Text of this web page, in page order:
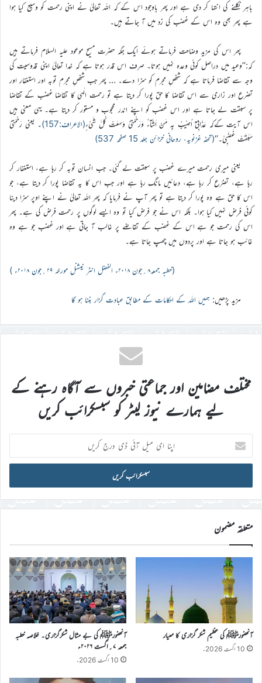
باہر نکلنے کی انتہا کر دی ہے اور پھر باوجود اس کے کہ اللہ تعالیٰ نے اپنی رحمت کو وسیع کیا ہوا
ہے پھر بھی وہ اس کے غضب کی زد میں آ جاتے ہیں۔
پھر اس کی مزید وضاحت فرماتے ہوئے ایک جگہ حضرت مسیح موعود علیہ السلام فرماتے ہیں
کہ:’’وعید میں دراصل کوئی وعدہ نہیں ہوتا۔ صرف اس قدر ہوتا ہے کہ خدا تعالیٰ اپنی قدّوسیت کی
وجہ سے تقاضا فرماتا ہے کہ شخصِ مجرم کو سزا دے۔ … پھر جب شخصِ مجرم توبہ اور استغفار اور
تضرع اور زاری سے اس تقاضا کا حق پورا کر دیتا ہے تو رحمت الٰہی کا تقاضا غضب کے تقاضا
پر سبقت لے جاتا ہے اور اس غضب کو اپنے اندر محجوب و مستور کر دیتا ہے۔ یہی معنی ہیں
اس آیت کےکہ عَذَابِیْٓ اُصِیْبُ بِہٖ مَنْ اَشَآءُ وَرَحْمَتِیْ وَسِعَتْ کُلَّ شَیْءٍ(الاعراف:157)
۔ یعنی رَحْمَتِیْ
سَبَقَتْ غَضَبِیْ۔‘‘(تحفہ غزنویہ، روحانی خزائن جلد 15 صفحہ 537)
یعنی میری رحمت میرے غضب پر سبقت لے گئی۔ جب انسان توبہ کر رہا ہے، استغفار کر
رہا ہے، تضرّع کر رہا ہے، دعائیں مانگ رہا ہے اور جب اس کا یہ تقاضا پورا کر دیتا ہے، جو
اس کا حق ہے وہ پورا کر دیتا ہے تو پھر آپ نے فرمایا کہ پھر اللہ تعالیٰ نے اپنے اوپر سزا دینا
کوئی فرض نہیں کیا ہوا۔ بلکہ اس نے جو فرض کیا تو وہ ایسے لوگوں پر رحمت فرض کی ہے۔ پھر
اس کی رحمت جو ہے اس کے غضب کے تقاضے پر غالب آ جاتی ہے اور غضب جو ہے وہ
غائب ہو جاتا ہے اور پردوں میں چھپ جاتا ہے۔
(خطبہ جمعہ۸؍جون ۲۰۱۸ء الفضل انٹر نیشنل مورخہ ۲۹؍جون ۲۰۱۸ء )
مزید پڑھیں: ہمیں اللہ کے احکامات کے مطابق عبادت گزار بننا ہو گا
مختلف مضامین اور جماعتی خبروں سے آگاہ رہنے کے
لیے ہمارے نیوز لیٹر کو سبسکرائب کریں
اپنا
ای
میل
ڈی
درج
کریں
متعلقہ مضمون
آنحضورﷺ کی عظیم شکر گزاری کا معیار
10 اگست 2026ء
آنحضورﷺ کی بے مثال شکرگزاری۔ خلاصہ خطبہ
جمعہ ۷؍اگست ۲۰۲۶ء
10 اگست 2026ء